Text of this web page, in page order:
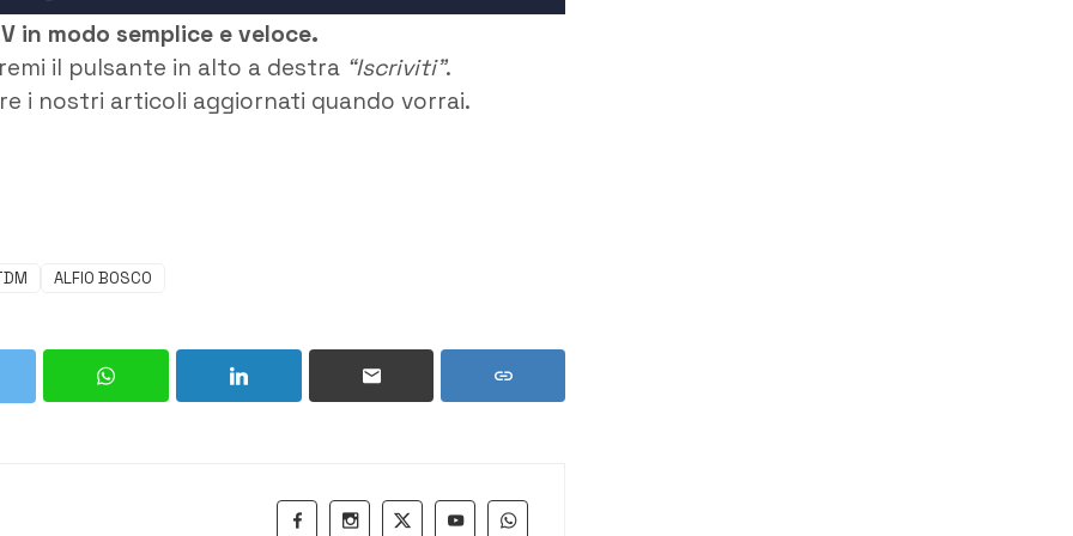
in modo semplice e veloce.
il pulsante in alto a destra “Iscriviti”.
i nostri articoli aggiornati quando vorrai.
ALFIO BOSCO